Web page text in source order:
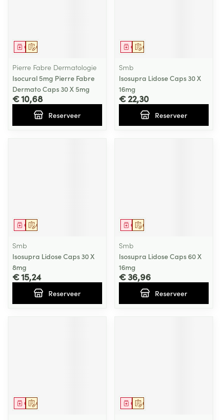
Op voorschrift
Geneesmiddel
Pierre Fabre Dermatologie
Isocural 5mg Pierre Fabre
Dermato Caps 30 X 5mg
€ 10,68
Reserveer
Op voorschrift
Geneesmiddel
Smb
Isosupra Lidose Caps 30 X
16mg
€ 22,30
Reserveer
Op voorschrift
Geneesmiddel
Smb
Isosupra Lidose Caps 30 X
8mg
€ 15,24
Reserveer
Op voorschrift
Geneesmiddel
Smb
Isosupra Lidose Caps 60 X
16mg
€ 36,96
Reserveer
Op voorschrift
Geneesmiddel Op voorschrift
Geneesmiddel